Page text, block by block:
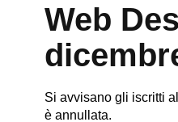
Web
Si avvisano gli iscritti
è annullata.